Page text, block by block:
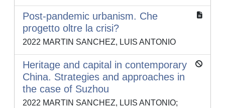
Post-pandemic urbanism. Che
progetto oltre la crisi?
2022 MARTIN SANCHEZ, LUIS ANTONIO
Heritage and capital in contemporary
China. Strategies and approaches in
the case of Suzhou
2022 MARTIN SANCHEZ, LUIS ANTONIO;